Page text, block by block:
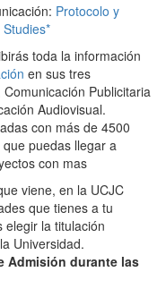
Protocolo y
toda la información
en sus tres
Publicitaria
Audiovisual.
con más de 4500
puedas llegar a
con mas
viene, en la UCJC
que tienes a tu
elegir la titulación
Universidad.
Admisión durante las